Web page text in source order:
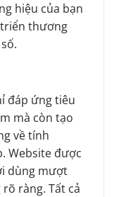
hiệu của bạn
thương
đáp ứng tiêu
mà còn tạo
về tính
Website được
dùng mượt
ràng. Tất cả